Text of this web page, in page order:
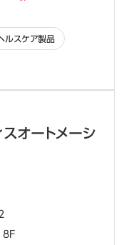
ルスケア製品
オートメーシ
8F